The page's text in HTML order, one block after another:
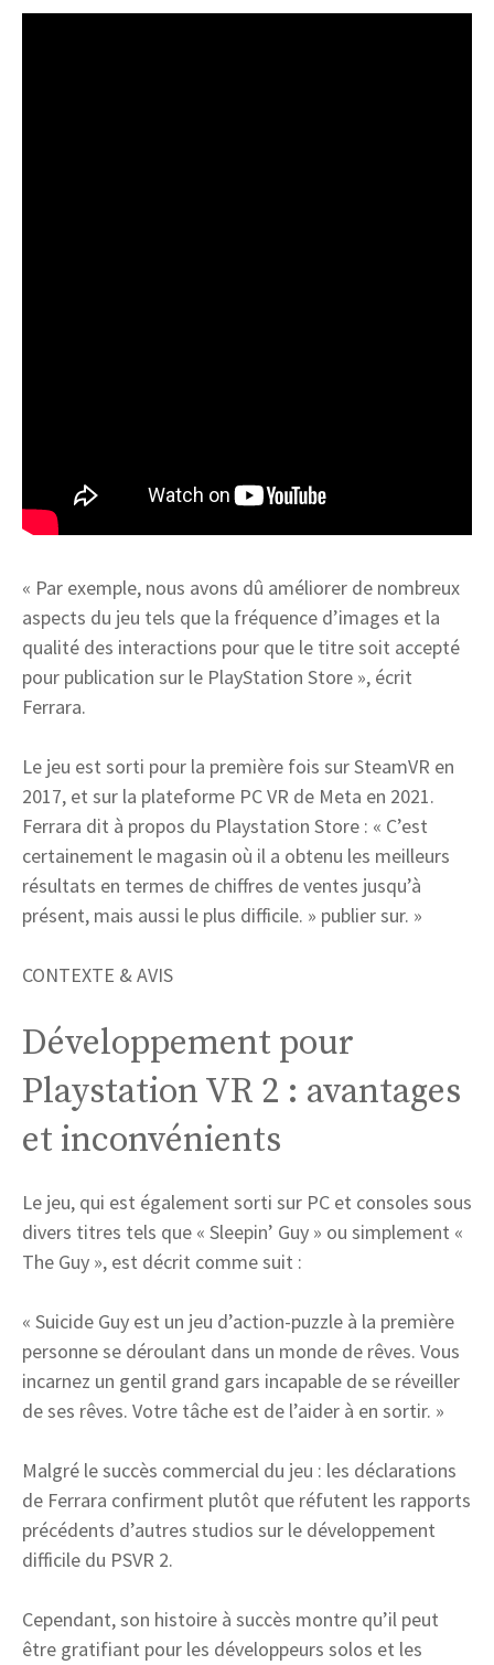
« Par exemple, nous avons dû améliorer de nombreux
aspects du jeu tels que la fréquence d’images et la
qualité des interactions pour que le titre soit accepté
pour publication sur le PlayStation Store », écrit
Ferrara.
Le jeu est sorti pour la première fois sur SteamVR en
2017, et sur la plateforme PC VR de Meta en 2021.
Ferrara dit à propos du Playstation Store : « C’est
certainement le magasin où il a obtenu les meilleurs
résultats en termes de chiffres de ventes jusqu’à
présent, mais aussi le plus difficile. » publier sur. »
CONTEXTE & AVIS
Développement pour
Playstation VR 2 : avantages
et inconvénients
Le jeu, qui est également sorti sur PC et consoles sous
divers titres tels que « Sleepin’ Guy » ou simplement «
The Guy », est décrit comme suit :
« Suicide Guy est un jeu d’action-puzzle à la première
personne se déroulant dans un monde de rêves. Vous
incarnez un gentil grand gars incapable de se réveiller
de ses rêves. Votre tâche est de l’aider à en sortir. »
Malgré le succès commercial du jeu : les déclarations
de Ferrara confirment plutôt que réfutent les rapports
précédents d’autres studios sur le développement
difficile du PSVR 2.
Cependant, son histoire à succès montre qu’il peut
être gratifiant pour les développeurs solos et les